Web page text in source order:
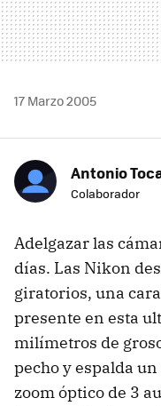
17 Marzo 2005
Antonio
Colaborador
Adelgazar las
días. Las Nikon
giratorios, una
presente en esta
milímetros de
pecho y espalda
zoom óptico de 3